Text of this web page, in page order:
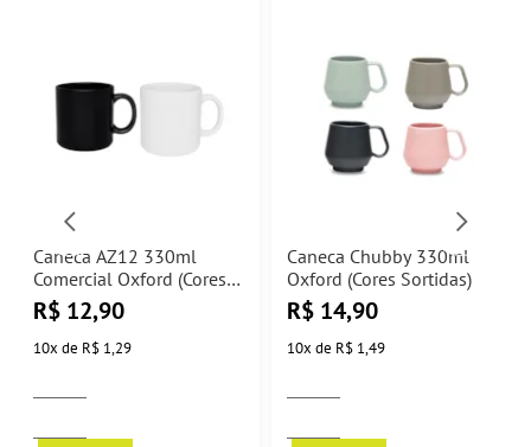
Caneca AZ12 330ml
Comercial Oxford (Cores
Sortidas)
R$ 12,90
10x de R$ 1,29
Caneca Chubby 330ml
Oxford (Cores Sortidas)
R$ 14,90
10x de R$ 1,49